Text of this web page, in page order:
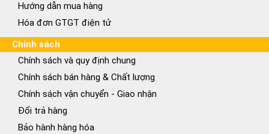
Hướng dẫn mua hàng
Hóa đơn GTGT điện tử
Chính sách
Chính sách và quy định chung
Chính sách bán hàng & Chất lượng
Chính sách vận chuyển - Giao nhận
Đổi trả hàng
Bảo hành hàng hóa